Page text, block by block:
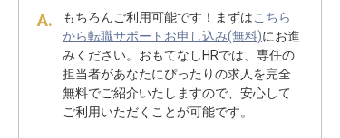
もちろんご利用可能です！まずはこちら
から転職サポートお申し込み(無料)にお進
みください。おもてなしHRでは、専任の
担当者があなたにぴったりの求人を完全
無料でご紹介いたしますので、安心して
ご利用いただくことが可能です。